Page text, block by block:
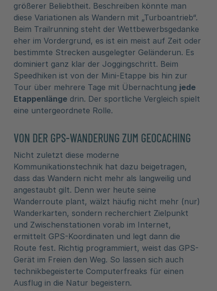
größerer Beliebtheit. Beschreiben könnte man
diese Variationen als Wandern mit „Turboantrieb“.
Beim Trailrunning steht der Wettbewerbsgedanke
eher im Vordergrund, es ist ein meist auf Zeit oder
bestimmte Strecken ausgelegter Geländerun. Es
dominiert ganz klar der Joggingschritt. Beim
Speedhiken ist von der Mini-Etappe bis hin zur
Tour über mehrere Tage mit Übernachtung jede
Etappenlänge drin. Der sportliche Vergleich spielt
eine untergeordnete Rolle.
VON DER GPS-WANDERUNG ZUM GEOCACHING
Nicht zuletzt diese moderne
Kommunikationstechnik hat dazu beigetragen,
dass das Wandern nicht mehr als langweilig und
angestaubt gilt. Denn wer heute seine
Wanderroute plant, wälzt häufig nicht mehr (nur)
Wanderkarten, sondern recherchiert Zielpunkt
und Zwischenstationen vorab im Internet,
ermittelt GPS-Koordinaten und legt dann die
Route fest. Richtig programmiert, weist das GPS-
Gerät im Freien den Weg. So lassen sich auch
technikbegeisterte Computerfreaks für einen
Ausflug in die Natur begeistern.